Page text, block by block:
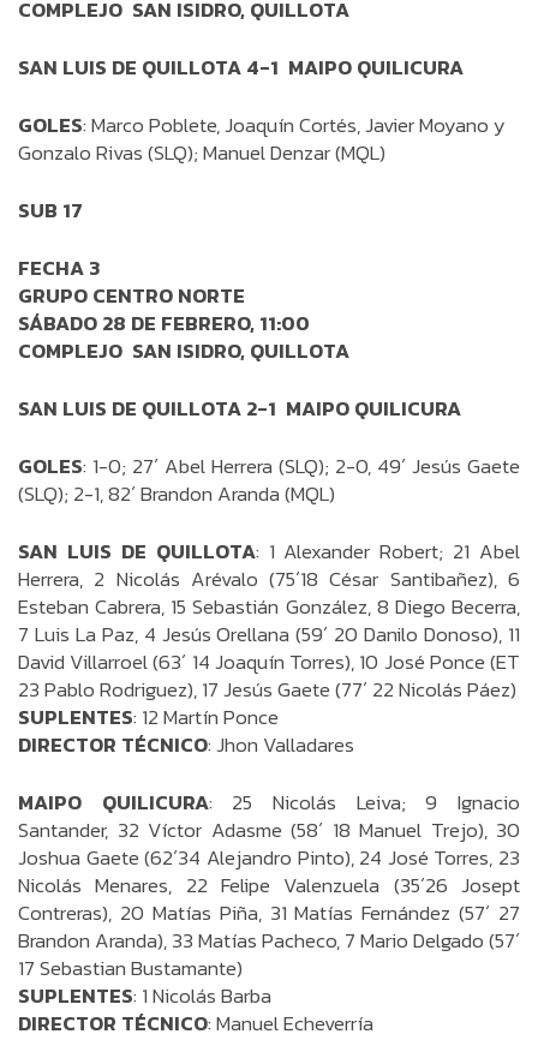
COMPLEJO SAN ISIDRO, QUILLOTA
SAN LUIS DE QUILLOTA 4-1 MAIPO QUILICURA
GOLES: Marco Poblete, Joaquín Cortés, Javier Moyano y
Gonzalo Rivas (SLQ); Manuel Denzar (MQL)
SUB 17
FECHA 3
GRUPO CENTRO NORTE
SÁBADO 28 DE FEBRERO, 11:00
COMPLEJO SAN ISIDRO, QUILLOTA
SAN LUIS DE QUILLOTA 2-1 MAIPO QUILICURA
GOLES: 1-0; 27´ Abel Herrera (SLQ); 2-0, 49´ Jesús Gaete
(SLQ); 2-1, 82´ Brandon Aranda (MQL)
SAN LUIS DE QUILLOTA: 1 Alexander Robert; 21 Abel
Herrera, 2 Nicolás Arévalo (75´18 César Santibañez), 6
Esteban Cabrera, 15 Sebastián González, 8 Diego Becerra,
7 Luis La Paz, 4 Jesús Orellana (59´ 20 Danilo Donoso), 11
David Villarroel (63´ 14 Joaquín Torres), 10 José Ponce (ET
23 Pablo Rodriguez), 17 Jesús Gaete (77´ 22 Nicolás Páez)
SUPLENTES: 12 Martín Ponce
DIRECTOR TÉCNICO: Jhon Valladares
MAIPO QUILICURA: 25 Nicolás Leiva; 9 Ignacio
Santander, 32 Víctor Adasme (58´ 18 Manuel Trejo), 30
Joshua Gaete (62´34 Alejandro Pinto), 24 José Torres, 23
Nicolás Menares, 22 Felipe Valenzuela (35´26 Josept
Contreras), 20 Matías Piña, 31 Matías Fernández (57´ 27
Brandon Aranda), 33 Matías Pacheco, 7 Mario Delgado (57´
17 Sebastian Bustamante)
SUPLENTES: 1 Nicolás Barba
DIRECTOR TÉCNICO: Manuel Echeverría